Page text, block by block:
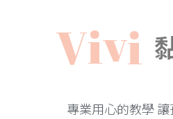
Vivi
專業用心的教學